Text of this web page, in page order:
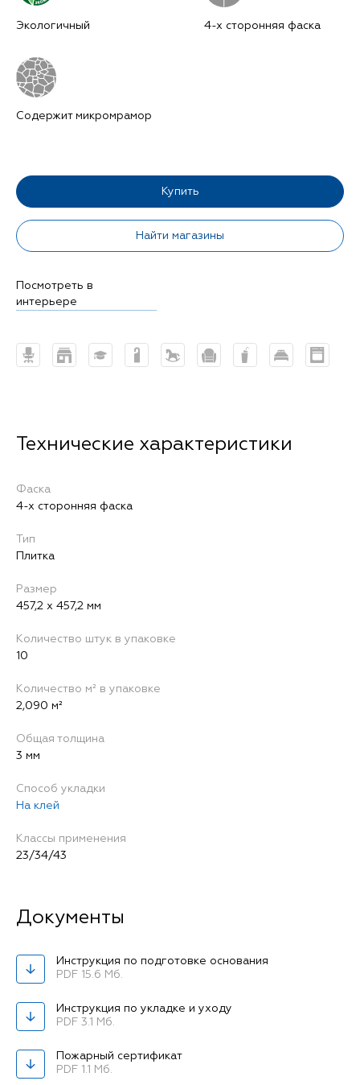
Экологичный 4-х сторонняя фаска
Содержит микромрамор
Купить
Найти магазины
Посмотреть в
интерьере
Фаска
4-х сторонняя фаска
Тип
Плитка
Размер
457,2 х 457,2 мм
Количество штук в упаковке
10
Количество м² в упаковке
2,090 м²
Общая толщина
3 мм
Способ укладки
На клей
Классы применения
23/34/43
Инструкция по подготовке основания
PDF 15.6 Мб.
Инструкция по укладке и уходу
PDF 3.1 Мб.
Пожарный сертификат
PDF 1.1 Мб.